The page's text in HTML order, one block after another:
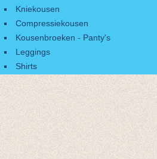
Kniekousen
Compressiekousen
Kousenbroeken - Panty's
Leggings
Shirts